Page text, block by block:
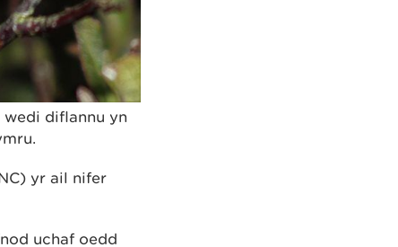
diflannu yn
yr ail nifer
uchaf oedd